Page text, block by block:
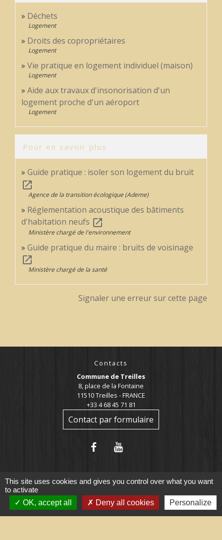
Déchets
Logement
Droits des copropriétaires
Logement
Vie pratique en logement individuel (maison)
Logement
Aide aux travaux d'insonorisation d'un
logement proche d'un aéroport
Logement
Pour en savoir plus
Guide pratique : isoler son logement du bruit
open_in_new
Agence de la transition écologique (Ademe)
Réglementation acoustique des bâtiments
d'habitation neufs open_in_new
Ministère chargé de l'environnement
Guide pratique du maire : bruits de voisinage
open_in_new
Ministère chargé de la santé
Signaler une erreur sur cette page
Contacts
Commune de Treilles
8, place de la Fontaine
11510 Treilles - FRANCE
+33 4 68 45 71 81
Contact par formulaire
Liens utiles
This site uses cookies and gives you control over what you want
to activate
OK, accept all
Deny all cookies Personalize